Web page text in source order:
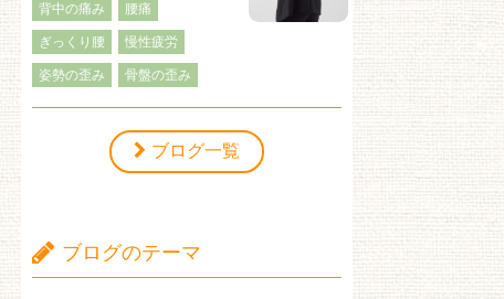
背中の痛み 腰痛
ぎっくり腰 慢性疲労
姿勢の歪み 骨盤の歪み
ブログ一覧
ブログのテーマ